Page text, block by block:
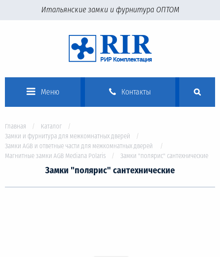
Итальянские замки и фурнитура ОПТОМ
Меню Контакты
Главная
Каталог
Замки и фурнитура для межкомнатных дверей
Замки AGB и ответные части для межкомнатных дверей
Магнитные замки AGB Mediana Polaris
Замки "полярис" сантехнические
Замки "полярис" сантехнические